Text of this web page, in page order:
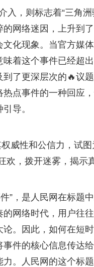
入，则标志着“三角
的网络迷因，上升到
文化现象。当官方媒
味着这个事件已经超
到了更深层次的🔥议
热点事件的一种回应
导。
威性和公信力，试图
欢，拨开迷雾，揭示
”，是人民网在标题
的网络时代，用户往
论。因此，如何在短
事件的核心信息传达
力。人民网的这个标